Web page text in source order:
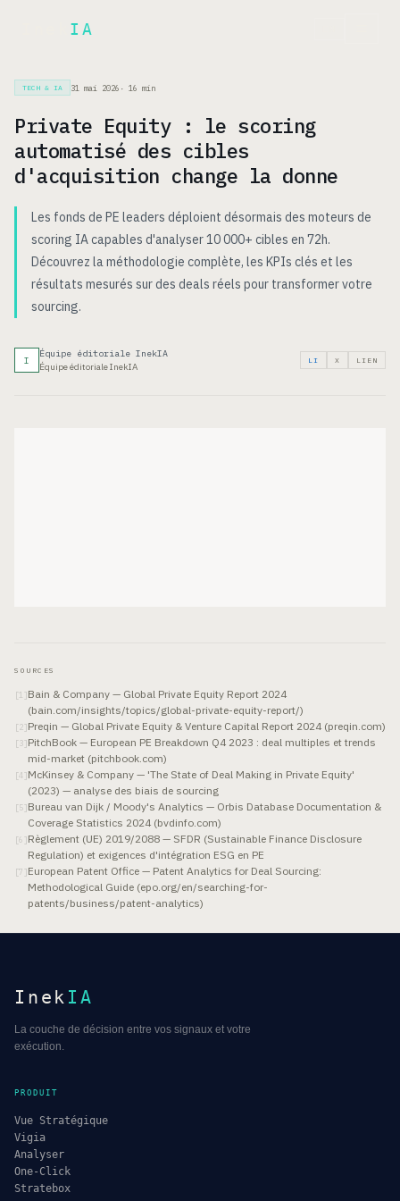
IA
TECH & IA 31 mai 2026 · 16 min
Private Equity : le scoring
automatisé des cibles
d'acquisition change la donne
Les fonds de PE leaders déploient désormais des moteurs de
scoring IA capables d'analyser 10 000+ cibles en 72h.
Découvrez la méthodologie complète, les KPIs clés et les
résultats mesurés sur des deals réels pour transformer votre
sourcing.
I
Équipe éditoriale InekIA
Équipe éditoriale InekIA
LI X LIEN
SOURCES
[1 ]Bain & Company — Global Private Equity Report 2024
(bain.com/insights/topics/global-private-equity-report/)
[2]Preqin — Global Private Equity & Venture Capital Report 2024 (preqin.com)
[ 3]PitchBook — European PE Breakdown Q4 2023 : deal multiples et trends
mid-market (pitchbook.com)
[4 ]McKinsey & Company — 'The State of Deal Making in Private Equity'
(2023) — analyse des biais de sourcing
[5]Bureau van Dijk / Moody's Analytics — Orbis Database Documentation &
Coverage Statistics 2024 (bvdinfo.com)
[6 ]Règlement (UE) 2019/2088 — SFDR (Sustainable Finance Disclosure
Regulation) et exigences d'intégration ESG en PE
[7 ]European Patent Office — Patent Analytics for Deal Sourcing:
Methodological Guide (epo.org/en/searching-for-
patents/business/patent-analytics)
Inek IA
La couche de décision entre vos signaux et votre
exécution.
PRODUIT
Vue Stratégique
Vigia
Analyser
One-Click
Stratebox